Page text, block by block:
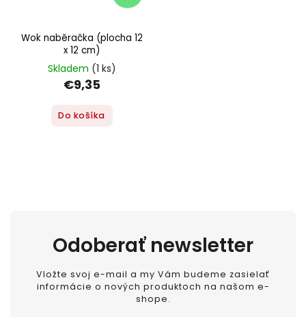
Wok naběračka (plocha 12
x 12 cm)
Skladem (1 ks)
€9,35
Do košíka
Odoberať newsletter
Vložte svoj e-mail a my Vám budeme zasielať
informácie o nových produktoch na našom e-
shope.